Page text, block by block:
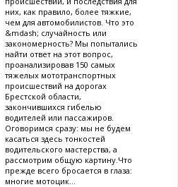
них, как правило, более тяжкие,
чем для автомобилистов. Что это
&mdash; случайность или
закономерность? Мы попытались
найти ответ на этот вопрос,
проанализировав 150 самых
тяжелых мототранспортных
происшествий на дорогах
Брестской области,
закончившихся гибелью
водителей или пассажиров.
Оговоримся сразу: мы не будем
касаться здесь тонкостей
водительского мастерства, а
рассмотрим общую картину.Что
прежде всего бросается в глаза:
многие мотоцик...